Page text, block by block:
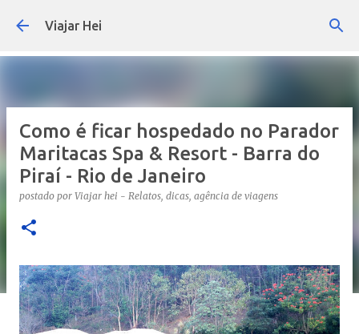
Pular para o conteúdo principal
Viajar Hei
Como é ficar hospedado no Parador
Maritacas Spa & Resort - Barra do
Piraí - Rio de Janeiro
postado por Viajar hei - Relatos, dicas, agência de viagens